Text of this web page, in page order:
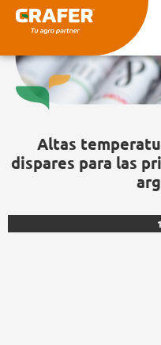
contenido
Altas
dispares para las